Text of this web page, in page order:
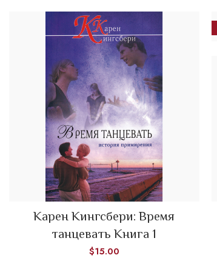
ADD TO CART
Карен Кингсбери: Время
танцевать Книга 1
$15.00